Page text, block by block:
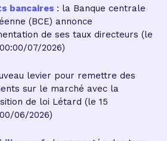
bancaires : la Banque centrale
(BCE) annonce
de ses taux directeurs (le
07/2026)
levier pour remettre des
sur le marché avec la
de loi Létard (le 15
06/2026)